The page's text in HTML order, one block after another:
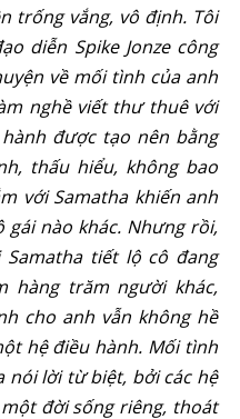
trống vắng, vô định. Tôi
diễn Spike Jonze công
về mối tình của anh
nghề viết thư thuê với
được tạo nên bằng
thấu hiểu, không bao
với Samatha khiến anh
nào khác. Nhưng rồi,
tiết lộ cô đang
hàng trăm người khác,
cho anh vẫn không hề
hệ điều hành. Mối tình
nói lời từ biệt, bởi các hệ
đời sống riêng, thoát